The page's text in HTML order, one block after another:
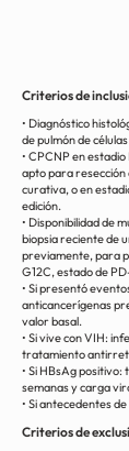
Criterios de
• Diagnóstico
de pulmón de
• CPCNP en
apto para
curativa, o en
edición.
• Disponibilidad de
biopsia reciente de
previamente, para
G12C, estado de
• Si presentó
anticancerígenas
valor basal.
• Si vive con VIH:
tratamiento
• Si HBsAg
semanas y carga
• Si antecedentes
Criterios de